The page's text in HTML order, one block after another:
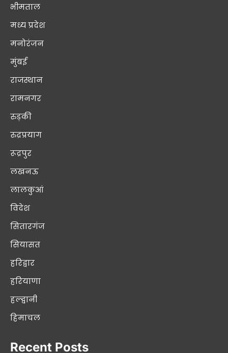
भीमताल
मध्य प्रदेश
मनोरंजन
मुंबई
राजस्थान
रामनगर
रुड़की
रुद्रप्रयाग
रूद्रपुर
लखनऊ
लालकुआं
विदेश
सितारगंज
सियासत
हरिद्वार
हरियाणा
हल्द्वानी
हिमाचल
Recent Posts